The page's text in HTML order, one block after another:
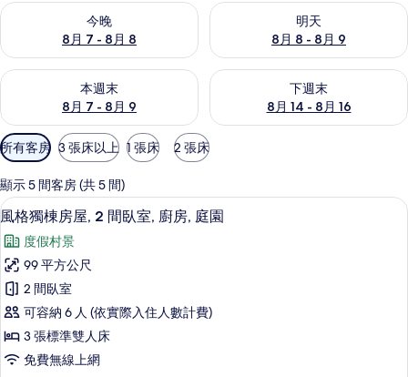
今晚
8月 7 - 8月 8
查看今晚 (8月 7 - 8月 8) 的供應情況
明天
8月 8 - 8月 9
查看明天 (8月 8 - 8月 9) 的供
本週末
8月 7 - 8月 9
查看本週末 (8月 7 - 8月 9) 的供應情況
下週末
8月 14 - 8月 16
查看下週末 (8月 14 - 8月 16)
可
用
的
客
房
篩
選
條
件
所有客房 3 張床以上 1 張床 2 張床
顯示 5 間客房 (共 5 間)
顯
示
風
格
獨
棟
房
風格獨棟房屋, 2 間臥室, 廚房, 庭園 |
8
風格獨棟房屋, 2 間臥室, 廚房, 庭園
度假村景
99 平方公尺
2 間臥室
可容納 6 人 (依實際入住人數計費)
3 張標準雙人床
免費無線上網